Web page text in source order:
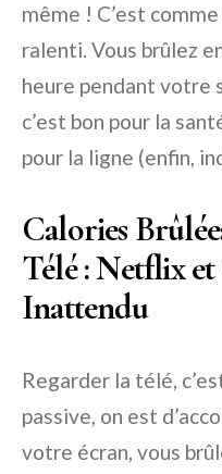
même ! C’est
ralenti. Vous brûlez
heure pendant votre
c’est bon pour la
pour la ligne (enfin,
Calories
Télé : Netflix
Inattendu
Regarder la télé,
passive, on est
votre écran, vous